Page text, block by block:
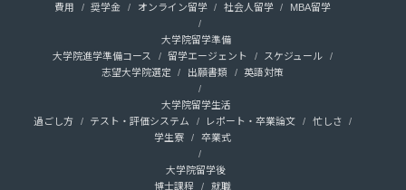
費用
奨学金 オンライン留学 社会人留学 MBA留学
大学院留学準備
大学院進学準備コース
留学エージェント
スケジュール
志望大学院選定
出願書類 英語対策
大学院留学生活
過ごし方
テスト・評価システム レポート・卒業論文
忙しさ
学生寮
卒業式
大学院留学後
博士課程
就職